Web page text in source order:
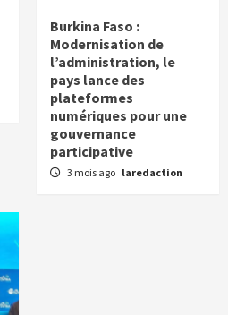
Burkina Faso :
Modernisation de
l’administration, le
pays lance des
plateformes
numériques pour une
gouvernance
participative
3 mois ago laredaction